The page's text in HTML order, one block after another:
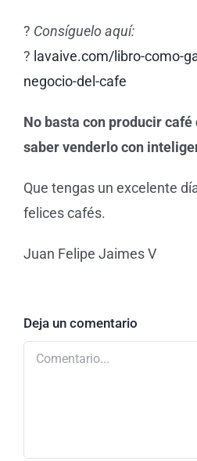
? Consíguelo aquí:
? lavaive.com/libro-como-
negocio-del-cafe
No basta con producir
saber venderlo con
Que tengas un excelente
felices cafés.
Juan Felipe Jaimes V
Deja un comentario
Comentario